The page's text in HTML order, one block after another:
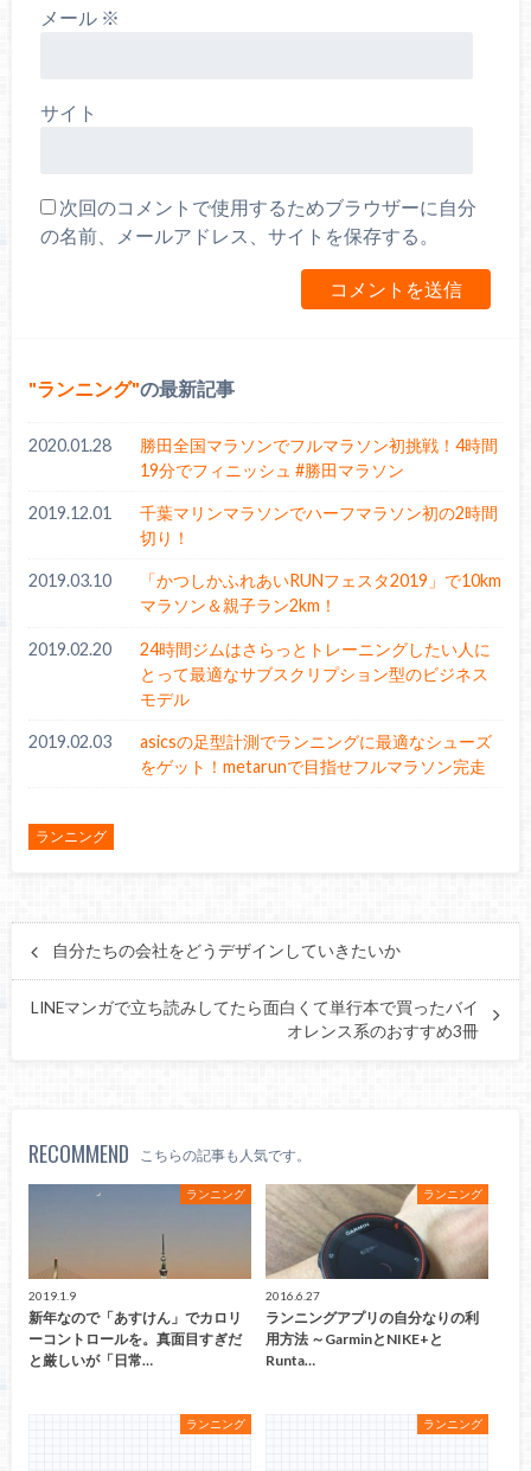
メール ※
サイト
次回のコメントで使用するためブラウザーに自分
の名前、メールアドレス、サイトを保存する。
ランニング の最新記事
2020.01.28
勝田全国マラソンでフルマラソン初挑戦！4時間
19分でフィニッシュ #勝田マラソン
2019.12.01
千葉マリンマラソンでハーフマラソン初の2時間
切り！
2019.03.10
「かつしかふれあいRUNフェスタ2019」で10km
マラソン＆親子ラン2km！
2019.02.20
24時間ジムはさらっとトレーニングしたい人に
とって最適なサブスクリプション型のビジネス
モデル
2019.02.03
asicsの足型計測でランニングに最適なシューズ
をゲット！metarunで目指せフルマラソン完走
ランニング
自分たちの会社をどうデザインしていきたいか
LINEマンガで立ち読みしてたら面白くて単行本で買ったバイ
オレンス系のおすすめ3冊
RECOMMEND こちらの記事も人気です。
ランニング
2019.1.9
新年なので「あすけん」でカロリ
ーコントロールを。真面目すぎだ
と厳しいが「日常…
ランニング
2016.6.27
ランニングアプリの自分なりの利
用方法 ～GarminとNIKE+と
Runta…
ランニング ランニング